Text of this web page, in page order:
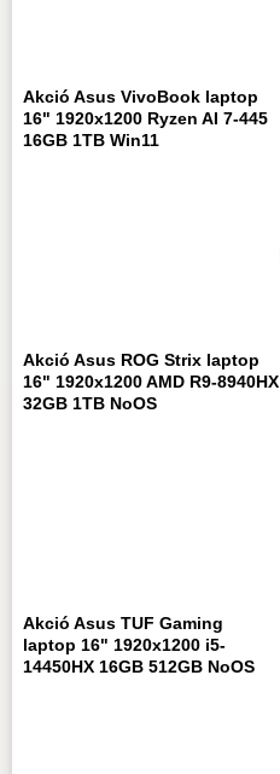
Akció Asus VivoBook laptop
16" 1920x1200 Ryzen AI 7-445
16GB 1TB Win11
Akció Asus ROG Strix laptop
16" 1920x1200 AMD R9-8940HX
32GB 1TB NoOS
Akció Asus TUF Gaming
laptop 16" 1920x1200 i5-
14450HX 16GB 512GB NoOS